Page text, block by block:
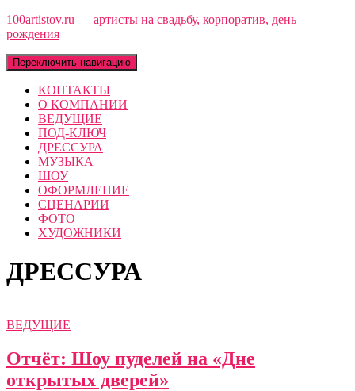
100artistov.ru — артисты на свадьбу, корпоратив, день
рождения
Переключить навигацию
КОНТАКТЫ
О КОМПАНИИ
ВЕДУЩИЕ
ПОД-КЛЮЧ
ДРЕССУРА
МУЗЫКА
ШОУ
ОФОРМЛЕНИЕ
СЦЕНАРИИ
ФОТО
ХУДОЖНИКИ
ДРЕССУРА
ВЕДУЩИЕ
Отчёт: Шоу пуделей на «Дне
открытых дверей»